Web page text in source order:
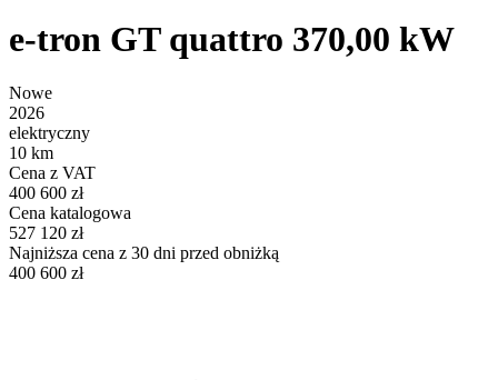
e-tron GT quattro 370,00 kW
Nowe
2026
elektryczny
10 km
Cena z VAT
400 600 zł
Cena katalogowa
527 120 zł
Najniższa cena z 30 dni przed obniżką
400 600 zł